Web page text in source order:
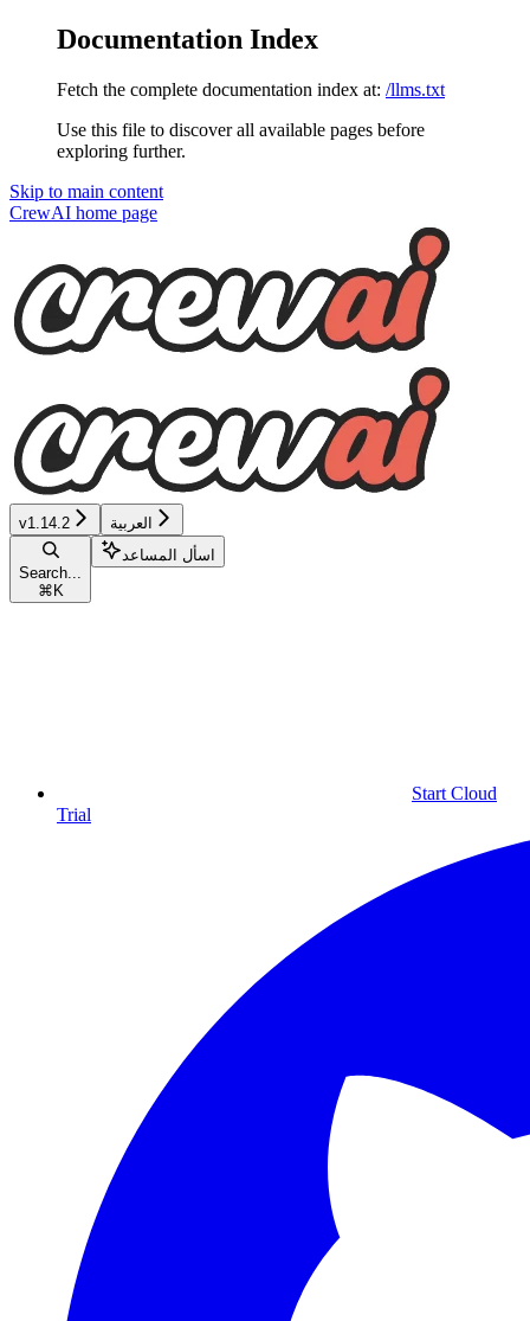
Documentation Index
Fetch the complete documentation index at: /llms.txt
Use this file to discover all available pages before
exploring further.
Skip to main content
CrewAI home page
v1.14.2 العربية
Search...
⌘ K
اسأل المساعد
Start Cloud
Trial